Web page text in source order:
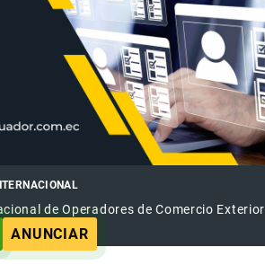
de Operadores de Comercio Exterior
ANUNCIAR